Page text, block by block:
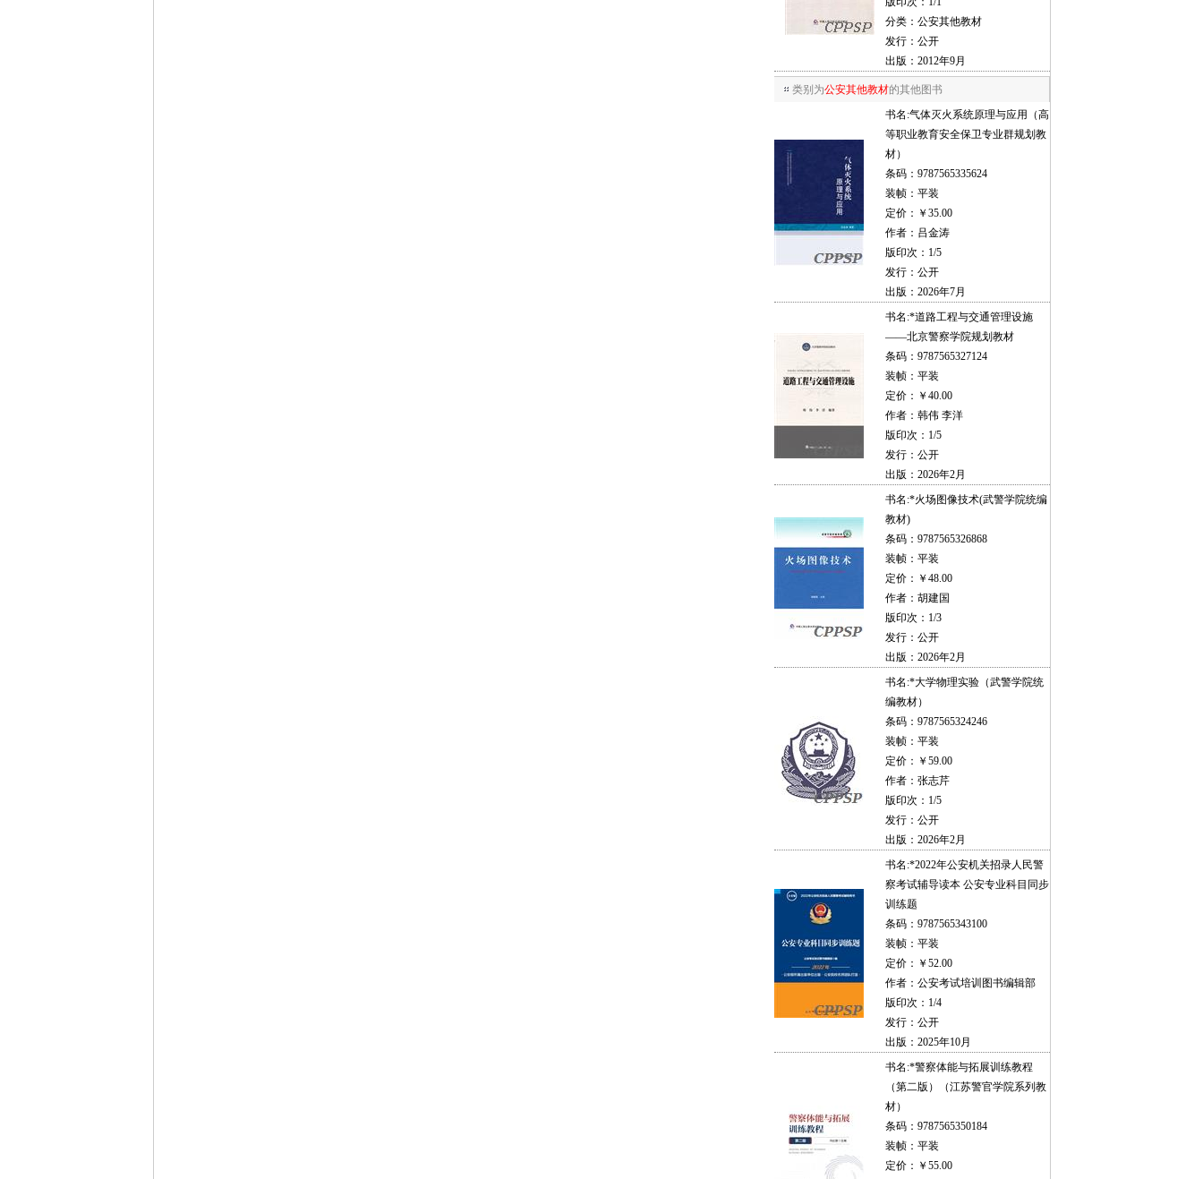
分类：公安其他教材
发行：公开
出版：2012年9月
类别为公安其他教材的其他图书
书名:气体灭火系统原理与应用（高
等职业教育安全保卫专业群规划教
材）
条码：9787565335624
装帧：平装
定价：￥35.00
作者：吕金涛
版印次：1/5
发行：公开
出版：2026年7月
书名:*道路工程与交通管理设施
——北京警察学院规划教材
条码：9787565327124
装帧：平装
定价：￥40.00
作者：韩伟 李洋
版印次：1/5
发行：公开
出版：2026年2月
书名:*火场图像技术(武警学院统编
教材)
条码：9787565326868
装帧：平装
定价：￥48.00
作者：胡建国
版印次：1/3
发行：公开
出版：2026年2月
书名:*大学物理实验（武警学院统
编教材）
条码：9787565324246
装帧：平装
定价：￥59.00
作者：张志芹
版印次：1/5
发行：公开
出版：2026年2月
书名:*2022年公安机关招录人民警
察考试辅导读本 公安专业科目同步
训练题
条码：9787565343100
装帧：平装
定价：￥52.00
作者：公安考试培训图书编辑部
版印次：1/4
发行：公开
出版：2025年10月
书名:*警察体能与拓展训练教程
（第二版）（江苏警官学院系列教
材）
条码：9787565350184
装帧：平装
定价：￥55.00